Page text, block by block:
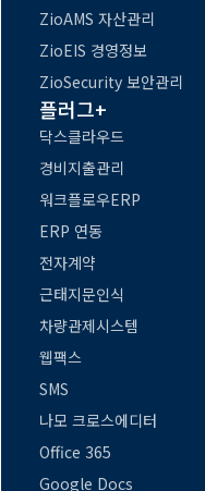
ZioAMS 자산관리
ZioEIS 경영정보
ZioSecurity 보안관리
플러그+
닥스클라우드
경비지출관리
워크플로우ERP
ERP 연동
전자계약
근태지문인식
차량관제시스템
웹팩스
SMS
나모 크로스에디터
Office 365
Google Docs